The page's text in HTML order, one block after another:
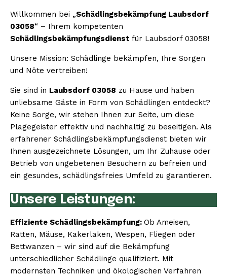
Willkommen bei „Schädlingsbekämpfung Laubsdorf
03058“ – Ihrem kompetenten
Schädlingsbekämpfungsdienst für Laubsdorf 03058!
Unsere Mission: Schädlinge bekämpfen, Ihre Sorgen
und Nöte vertreiben!
Sie sind in Laubsdorf 03058 zu Hause und haben
unliebsame Gäste in Form von Schädlingen entdeckt?
Keine Sorge, wir stehen Ihnen zur Seite, um diese
Plagegeister effektiv und nachhaltig zu beseitigen. Als
erfahrener Schädlingsbekämpfungsdienst bieten wir
Ihnen ausgezeichnete Lösungen, um Ihr Zuhause oder
Betrieb von ungebetenen Besuchern zu befreien und
ein gesundes, schädlingsfreies Umfeld zu garantieren.
Unsere Leistungen:
Effiziente Schädlingsbekämpfung: Ob Ameisen,
Ratten, Mäuse, Kakerlaken, Wespen, Fliegen oder
Bettwanzen – wir sind auf die Bekämpfung
unterschiedlicher Schädlinge qualifiziert. Mit
modernsten Techniken und ökologischen Verfahren